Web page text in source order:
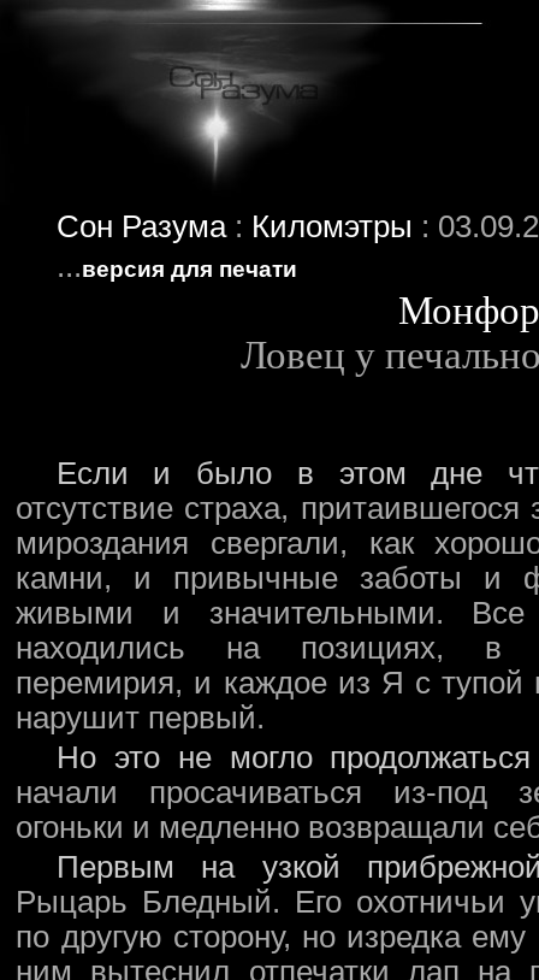
Сон Разума: Киломэтры :
...версия для печати
Монфор
Ловец у
Если и было в этом дне
отсутствие страха,
мироздания свергали, как
камни, и привычные заботы и
живыми и значительными. Все
находились на позициях, в
перемирия, и каждое из Я с тупой
нарушит первый.
Но это не могло
начали просачиваться из-под
огоньки и медленно возвращали
Первым на узкой
Рыцарь Бледный. Его охотничьи
по другую сторону, но изредка
ним вытеснил отпечатки лап на